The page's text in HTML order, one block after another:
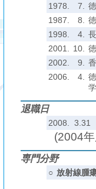
1978. 7.
1987.
8.
1998.
4.
2001.
10.
2002.
9.
2006.
4.
退職日
2008. 3.31
(2004
専門分野
○ 放射線腫